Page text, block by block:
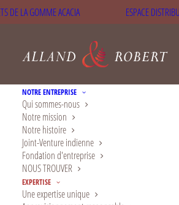
DE LA GOMME ACACIA ESPACE
NOTRE ENTREPRISE
Qui sommes-nous
Notre mission
Notre histoire
Joint-Venture indienne
Fondation d'entreprise
NOUS TROUVER
EXPERTISE
Une expertise unique
Sécurité